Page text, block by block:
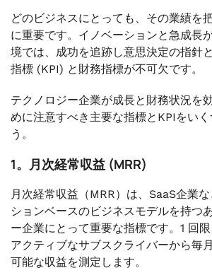
どのビジネスにとっても、その業績を
に重要です。イノベーションと急成長
境では、成功を追跡し意思決定の指針
指標 (KPI) と財務指標が不可欠です。
テクノロジー企業が成長と財務状況を
めに注意すべき主要な指標とKPIをい
う。
1。月次経常収益 (MRR)
月次経常収益（MRR）は、SaaS企業
ションベースのビジネスモデルを持つ
ー企業にとって重要な指標です。1 回限
アクティブなサブスクライバーから毎
可能な収益を測定します。